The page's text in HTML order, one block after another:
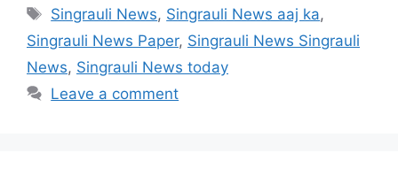
Tags
Singrauli News, Singrauli News aaj ka,
Singrauli News Paper, Singrauli News Singrauli
News, Singrauli News today
Leave a comment